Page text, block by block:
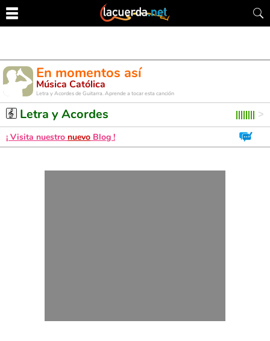
En momentos así
Música Católica
Letra y Acordes de Guitarra. Aprende a tocar esta canción
Letra y Acordes
¡ Visita nuestro nuevo Blog !